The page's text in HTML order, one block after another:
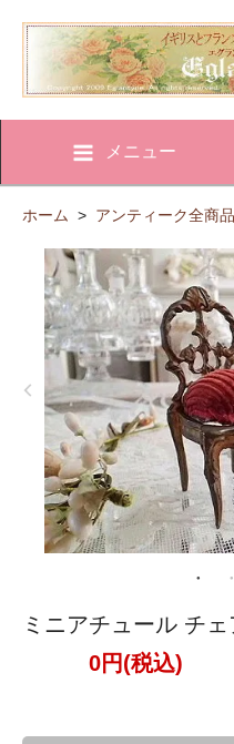
メニュー
ホーム > アンティーク全商品
ミニアチュール チェ
0円(税込)